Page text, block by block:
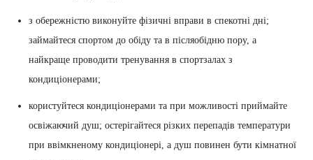
з обережністю виконуйте фізичні вправи в спекотні дні;
займайтеся спортом до обіду та в післяобідню пору, а
найкраще проводити тренування в спортзалах з
кондиціонерами;
користуйтеся кондиціонерами та при можливості приймайте
освіжаючий душ; остерігайтеся різких перепадів температури
при ввімкненому кондиціонері, а душ повинен бути кімнатної